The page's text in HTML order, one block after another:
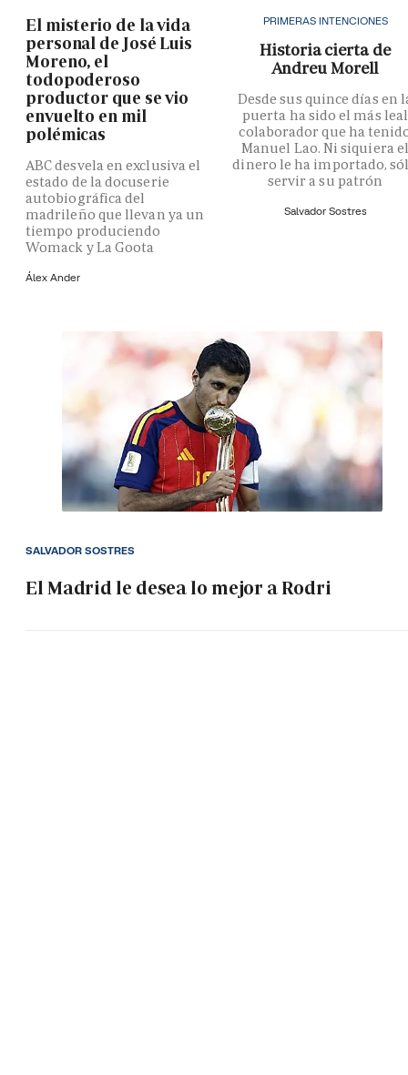
El misterio de la vida
personal de José Luis
Moreno, el
todopoderoso
productor que se vio
envuelto en mil
polémicas
ABC desvela en exclusiva el
estado de la docuserie
autobiográfica del
madrileño que llevan ya un
tiempo produciendo
Womack y La Goota
Álex Ander
PRIMERAS INTENCIONES
Historia cierta de
Andreu Morell
Desde sus quince días en
puerta ha sido el más leal
colaborador que ha
Manuel Lao. Ni siquiera
dinero le ha importado,
servir a su patrón
Salvador Sostres
El Madrid le desea lo mejor a Rodri
SALVADOR SOSTRES